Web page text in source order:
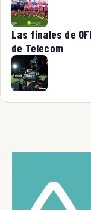
Las finales de
de Telecom